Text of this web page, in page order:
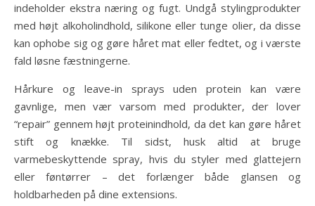
indeholder ekstra næring og fugt. Undgå stylingprodukter
med højt alkoholindhold, silikone eller tunge olier, da disse
kan ophobe sig og gøre håret mat eller fedtet, og i værste
fald løsne fæstningerne.
Hårkure og leave-in sprays uden protein kan være
gavnlige, men vær varsom med produkter, der lover
“repair” gennem højt proteinindhold, da det kan gøre håret
stift og knække. Til sidst, husk altid at bruge
varmebeskyttende spray, hvis du styler med glattejern
eller føntørrer – det forlænger både glansen og
holdbarheden på dine extensions.